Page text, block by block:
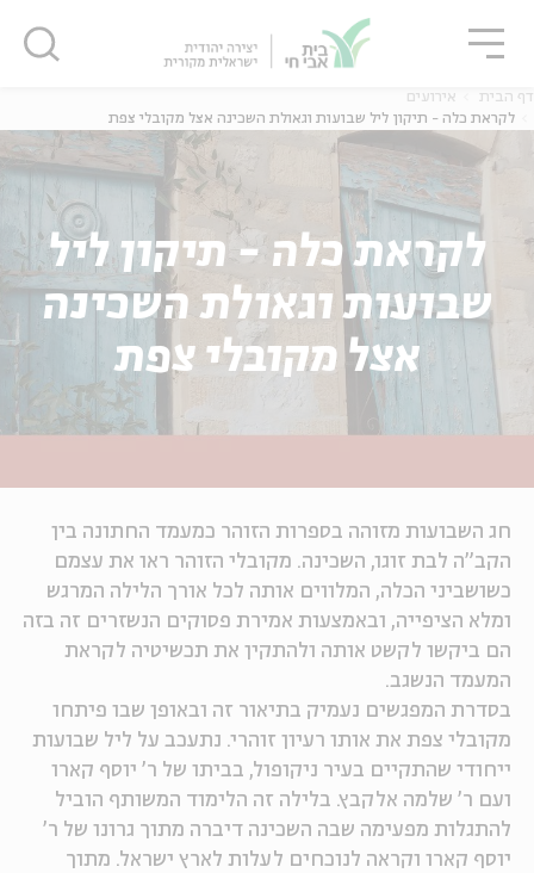
אנגלית
דף הבית
אירועים
לקראת כלה - תיקון ליל שבועות וגאולת השכינה אצל מקובלי צפת
לקראת כלה - תיקון ליל
שבועות וגאולת השכינה
אצל מקובלי צפת
חג השבועות מזוהה בספרות הזוהר כמעמד החתונה בין
הקב"ה לבת זוגו, השכינה. מקובלי הזוהר ראו את עצמם
כשושביני הכלה, המלווים אותה לכל אורך הלילה המרגש
ומלא הציפייה, ובאמצעות אמירת פסוקים הנשזרים זה בזה
הם ביקשו לקשט אותה ולהתקין את תכשיטיה לקראת
המעמד הנשגב.
בסדרת המפגשים נעמיק בתיאור זה ובאופן שבו פיתחו
מקובלי צפת את אותו רעיון זוהרי. נתעכב על ליל שבועות
ייחודי שהתקיים בעיר ניקופול, בביתו של ר' יוסף קארו
ועם ר' שלמה אלקבץ. בלילה זה הלימוד המשותף הוביל
להתגלות מפעימה שבה השכינה דיברה מתוך גרונו של ר'
יוסף קארו וקראה לנוכחים לעלות לארץ ישראל. מתוך
סגור